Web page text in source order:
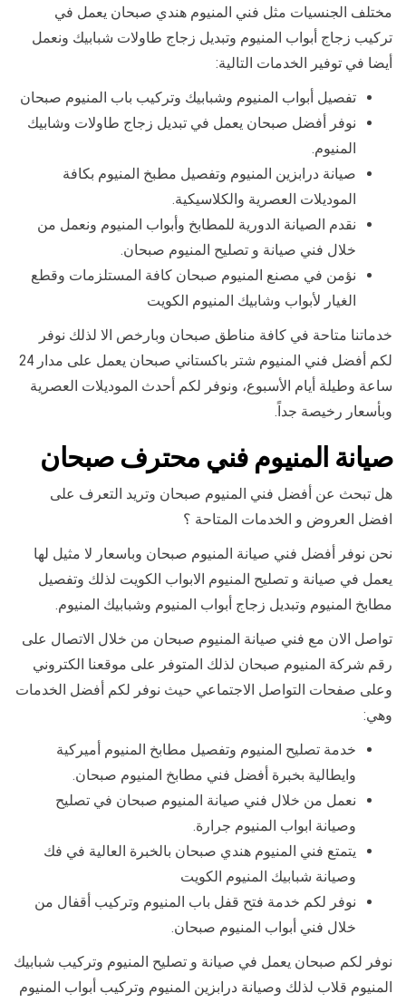
مختلف الجنسيات مثل فني المنيوم هندي صبحان يعمل في
تركيب زجاج أبواب المنيوم وتبديل زجاج طاولات شبابيك ونعمل
أيضا في توفير الخدمات التالية:
تفصيل أبواب المنيوم وشبابيك وتركيب باب المنيوم صبحان
نوفر أفضل صبحان يعمل في تبديل زجاج طاولات وشابيك
المنيوم.
صيانة درابزين المنيوم وتفصيل مطبخ المنيوم بكافة
الموديلات العصرية والكلاسيكية.
نقدم الصيانة الدورية للمطابخ وأبواب المنيوم ونعمل من
خلال فني صيانة و تصليح المنيوم صبحان.
نؤمن في مصنع المنيوم صبحان كافة المستلزمات وقطع
الغيار لأبواب وشابيك المنيوم الكويت
خدماتنا متاحة في كافة مناطق صبحان وبارخص الا لذلك نوفر
لكم أفضل فني المنيوم شتر باكستاني صبحان يعمل على مدار 24
ساعة وطيلة أيام الأسبوع، ونوفر لكم أحدث الموديلات العصرية
وبأسعار رخيصة جداً.
صيانة المنيوم فني محترف صبحان
هل تبحث عن أفضل فني المنيوم صبحان وتريد التعرف على
افضل العروض و الخدمات المتاحة ؟
نحن نوفر أفضل فني صيانة المنيوم صبحان وباسعار لا مثيل لها
يعمل في صيانة و تصليح المنيوم الابواب الكويت لذلك وتفصيل
مطابخ المنيوم وتبديل زجاج أبواب المنيوم وشبابيك المنيوم.
تواصل الان مع فني صيانة المنيوم صبحان من خلال الاتصال على
رقم شركة المنيوم صبحان لذلك المتوفر على موقعنا الكتروني
وعلى صفحات التواصل الاجتماعي حيث نوفر لكم أفضل الخدمات
وهي:
خدمة تصليح المنيوم وتفصيل مطابخ المنيوم أميركية
وايطالية بخبرة أفضل فني مطابخ المنيوم صبحان.
نعمل من خلال فني صيانة المنيوم صبحان في تصليح
وصيانة ابواب المنيوم جرارة.
يتمتع فني المنيوم هندي صبحان بالخبرة العالية في فك
وصيانة شبابيك المنيوم الكويت
نوفر لكم خدمة فتح قفل باب المنيوم وتركيب أقفال من
خلال فني أبواب المنيوم صبحان.
نوفر لكم صبحان يعمل في صيانة و تصليح المنيوم وتركيب شبابيك
المنيوم قلاب لذلك وصيانة درابزين المنيوم وتركيب أبواب المنيوم